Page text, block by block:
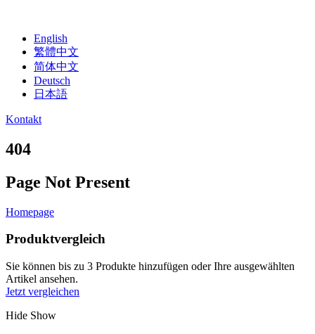
English
繁體中文
简体中文
Deutsch
日本語
Kontakt
404
Page Not Present
Homepage
Produktvergleich
Sie können bis zu 3 Produkte hinzufügen oder Ihre ausgewählten
Artikel ansehen.
Jetzt vergleichen
Hide Show